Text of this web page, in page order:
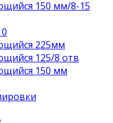
150 мм/8-15
225мм
125/8 отв
150 мм